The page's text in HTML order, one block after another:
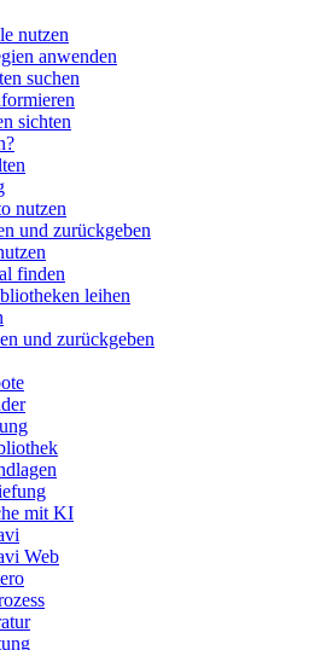
nutzen
anwenden
suchen
sichten
nutzen
und zurückgeben
finden
leihen
und zurückgeben
mit KI
Web